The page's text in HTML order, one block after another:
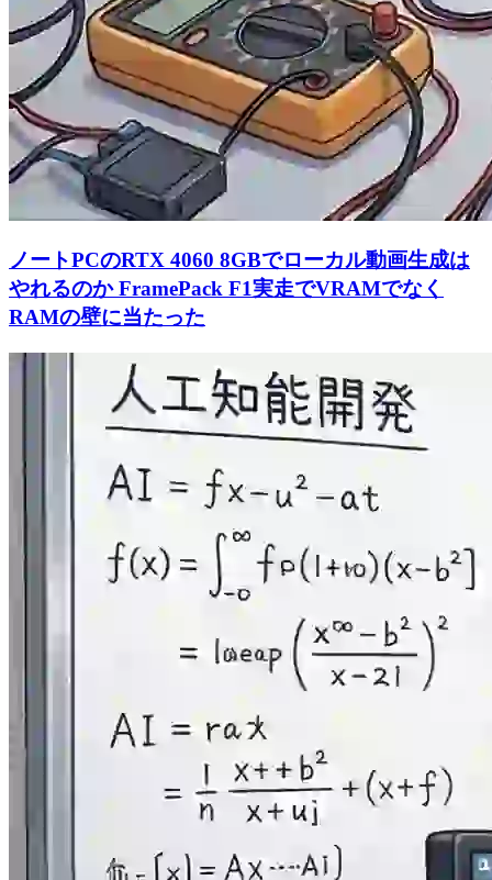
ノートPCのRTX 4060 8GBでローカル動画生成は
やれるのか FramePack F1実走でVRAMでなく
RAMの壁に当たった